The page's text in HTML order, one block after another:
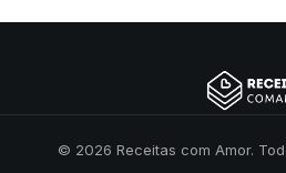
© 2026 Receitas com Amor.